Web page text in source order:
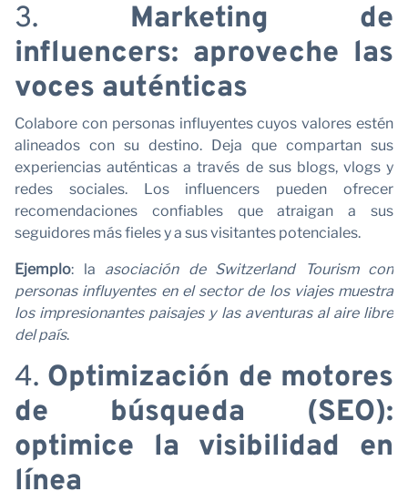
3. Marketing de
influencers: aproveche las
voces auténticas
Colabore con personas influyentes cuyos valores estén
alineados con su destino. Deja que compartan sus
experiencias auténticas a través de sus blogs, vlogs y
redes sociales. Los influencers pueden ofrecer
recomendaciones confiables que atraigan a sus
seguidores más fieles y a sus visitantes potenciales.
Ejemplo: la asociación de Switzerland Tourism con
personas influyentes en el sector de los viajes muestra
los impresionantes paisajes y las aventuras al aire libre
del país.
4. Optimización de motores
de búsqueda (SEO):
optimice la visibilidad en
línea